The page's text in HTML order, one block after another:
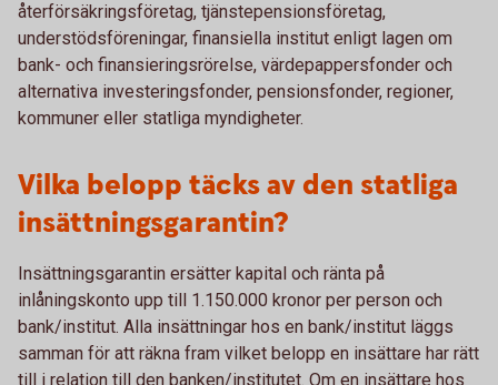
återförsäkringsföretag, tjänstepensionsföretag,
understödsföreningar, finansiella institut enligt lagen om
bank- och finansieringsrörelse, värdepappersfonder och
alternativa investeringsfonder, pensionsfonder, regioner,
kommuner eller statliga myndigheter.
Vilka belopp täcks av den statliga
insättningsgarantin?
Insättningsgarantin ersätter kapital och ränta på
inlåningskonto upp till 1.150.000 kronor per person och
bank/institut. Alla insättningar hos en bank/institut läggs
samman för att räkna fram vilket belopp en insättare har rätt
till i relation till den banken/institutet. Om en insättare hos